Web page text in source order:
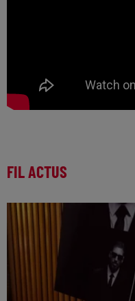
FIL ACTUS